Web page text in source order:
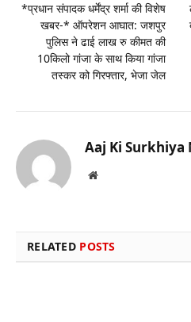
*प्रधान संपादक धर्मेंद्र शर्मा की विशेष
खबर-* ऑपरेशन आघात: जशपुर
पुलिस ने ढाई लाख रु कीमत की
10किलो गांजा के साथ किया गांजा
तस्कर को गिरफ्तार, भेजा जेल
Aaj Ki Surkhiya
Website
RELATED POSTS